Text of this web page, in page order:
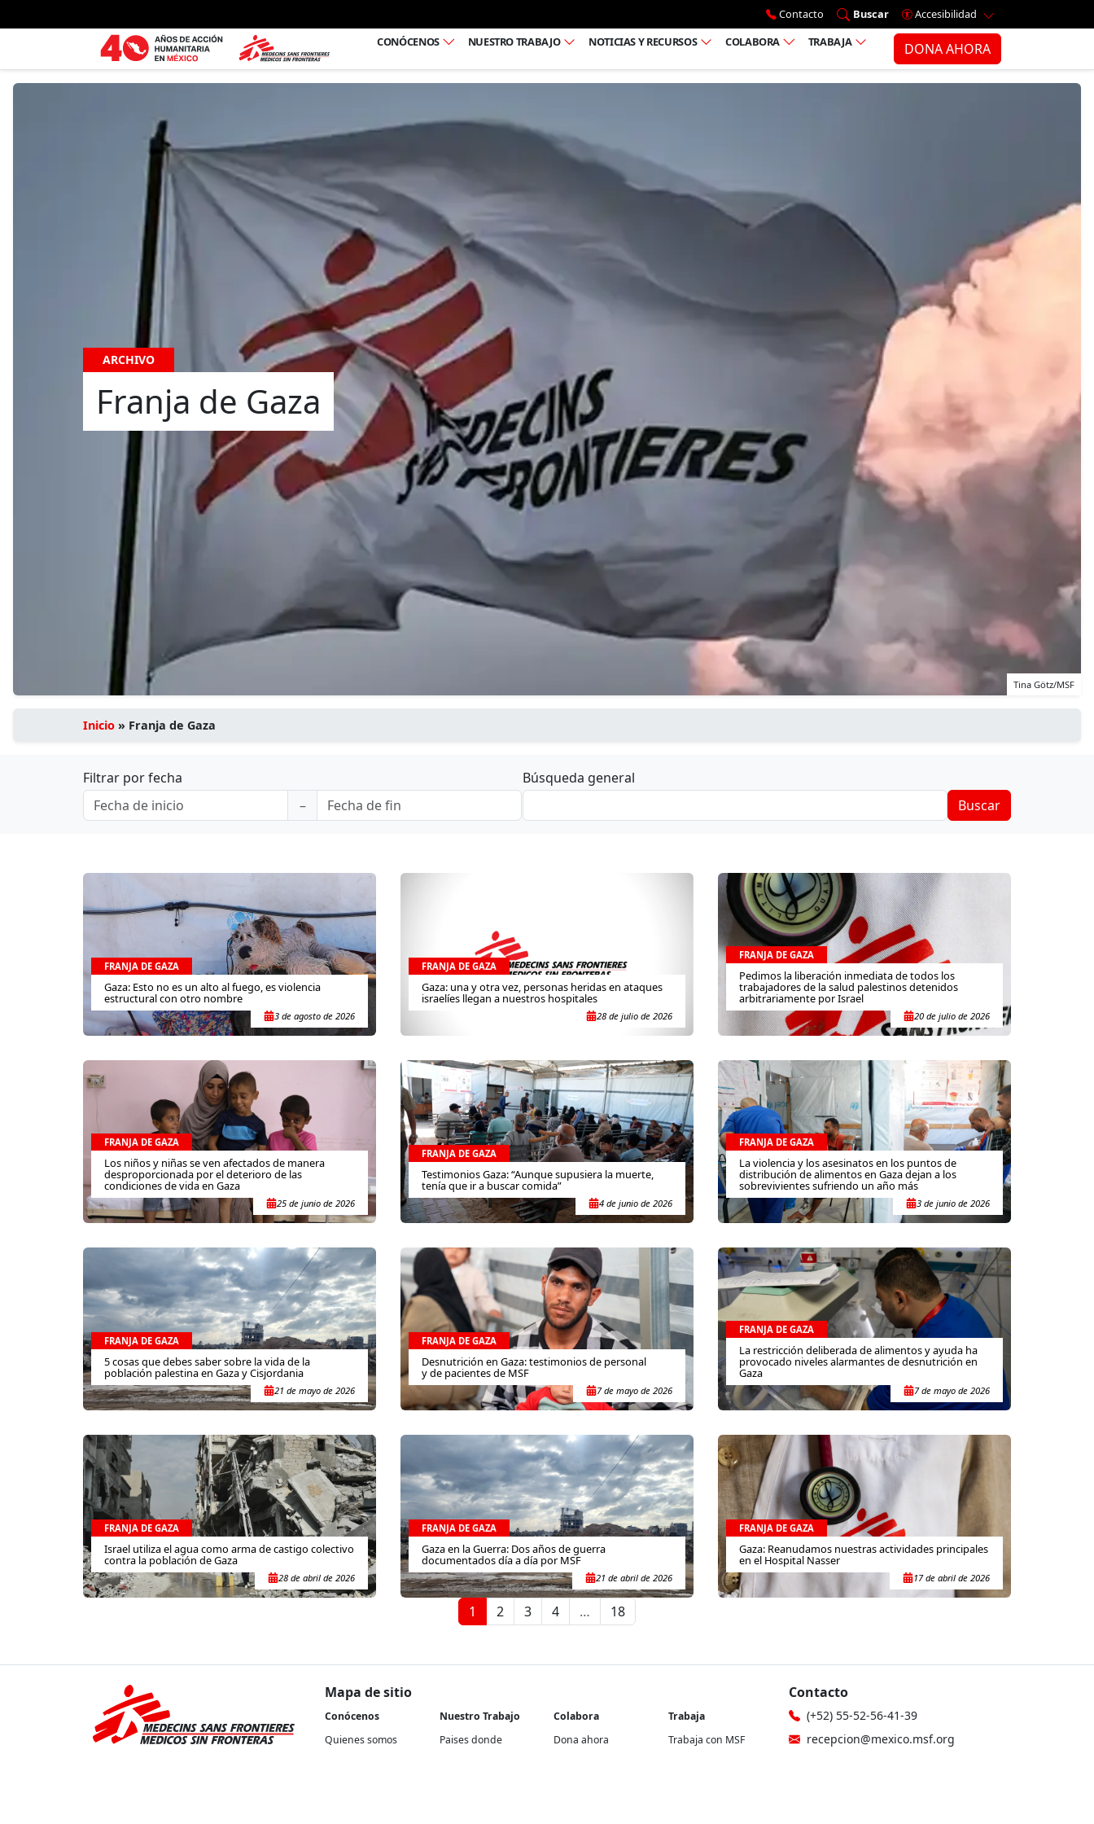
Ir al menú principal
Contacto Buscar
Accesibilidad
CONÓCENOS
NUESTRO TRABAJO NOTICIAS Y RECURSOS COLABORA TRABAJA DONA AHORA
ARCHIVO
Franja de Gaza
Tina Götz/MSF
Inicio » Franja de Gaza
Filtrar por fecha
Búsqueda general
Buscar
FRANJA DE GAZA
Gaza: Esto no es un alto al fuego, es violencia
estructural con otro nombre
3 de agosto de 2026
FRANJA DE GAZA
Gaza: una y otra vez, personas heridas en ataques
israelíes llegan a nuestros hospitales
28 de julio de 2026
FRANJA DE GAZA
Pedimos la liberación inmediata de todos los
trabajadores de la salud palestinos detenidos
arbitrariamente por Israel
20 de julio de 2026
FRANJA DE GAZA
Los niños y niñas se ven afectados de manera
desproporcionada por el deterioro de las
condiciones de vida en Gaza
25 de junio de 2026
FRANJA DE GAZA
Testimonios Gaza: “Aunque supusiera la muerte,
tenía que ir a buscar comida”
4 de junio de 2026
FRANJA DE GAZA
La violencia y los asesinatos en los puntos de
distribución de alimentos en Gaza dejan a los
sobrevivientes sufriendo un año más
3 de junio de 2026
FRANJA DE GAZA
5 cosas que debes saber sobre la vida de la
población palestina en Gaza y Cisjordania
21 de mayo de 2026
FRANJA DE GAZA
Desnutrición en Gaza: testimonios de personal
y de pacientes de MSF
7 de mayo de 2026
FRANJA DE GAZA
La restricción deliberada de alimentos y ayuda ha
provocado niveles alarmantes de desnutrición en
Gaza
7 de mayo de 2026
FRANJA DE GAZA
Israel utiliza el agua como arma de castigo colectivo
contra la población de Gaza
28 de abril de 2026
FRANJA DE GAZA
Gaza en la Guerra: Dos años de guerra
documentados día a día por MSF
21 de abril de 2026
FRANJA DE GAZA
Gaza: Reanudamos nuestras actividades principales
en el Hospital Nasser
17 de abril de 2026
1 2 3 4 … 18
Mapa de sitio
Conócenos
Quienes somos
Nuestro Trabajo
Paises donde
Colabora
Dona ahora
Trabaja
Trabaja con MSF
Contacto
(+52) 55-52-56-41-39
recepcion@mexico.msf.org